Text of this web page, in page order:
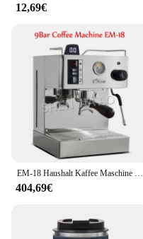
12,69€
EM-18 Haushalt Kaffee Maschine Italienischen Halbautomatische Kaffee Maschine edelstahl Espresso 9Bar Kaffee maschine 220V
404,69€